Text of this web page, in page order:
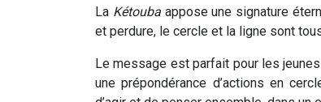
La Kétoubaappose une signature
et perdure, le cercle et la ligne sont
Le message est parfait pour les
une prépondérance d’actions en